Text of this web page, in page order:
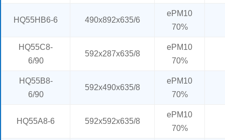
HQ55HB6-6 490x892x635/6
ePM10
70%
HQ55C8-
6/90
592x287x635/8
ePM10
70%
HQ55B8-
6/90
592x490x635/8
ePM10
70%
HQ55A8-6 592x592x635/8
ePM10
70%